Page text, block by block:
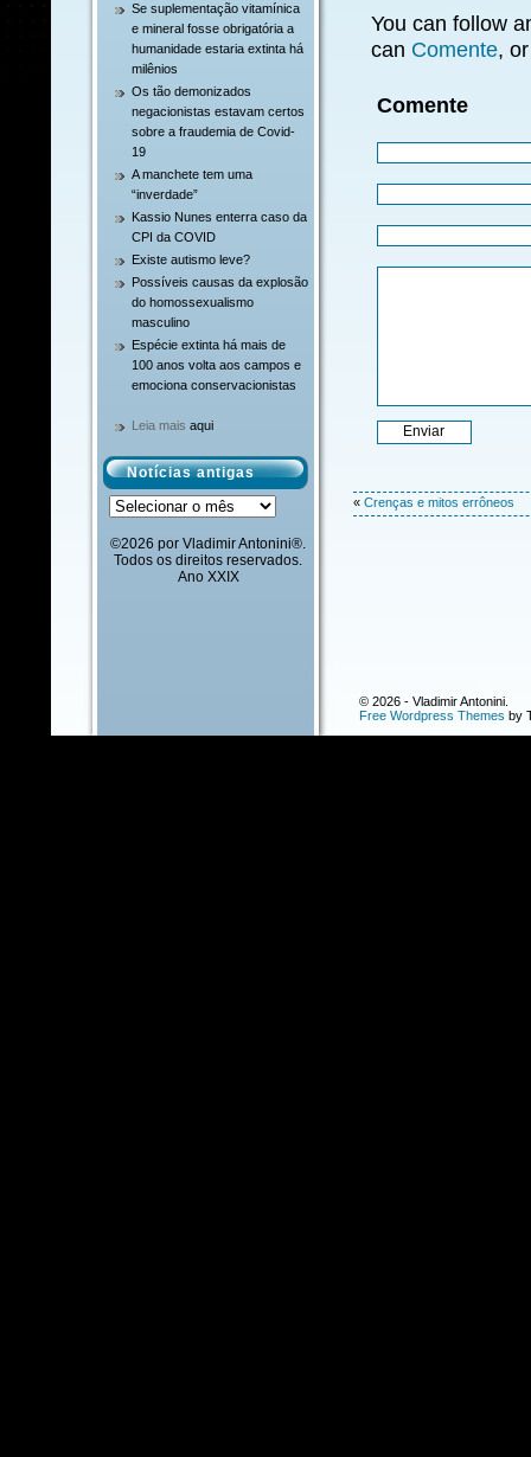
Se suplementação vitamínica
e mineral fosse obrigatória a
humanidade estaria extinta há
milênios
Os tão demonizados
negacionistas estavam certos
sobre a fraudemia de Covid-
19
A manchete tem uma
“inverdade”
Kassio Nunes enterra caso da
CPI da COVID
Existe autismo leve?
Possíveis causas da explosão
do homossexualismo
masculino
Espécie extinta há mais de
100 anos volta aos campos e
emociona conservacionistas
Leia mais aqui
Notícias antigas
Notícias
antigas
©2026 por Vladimir Antonini®.
Todos os direitos reservados.
Ano XXIX
You can follow
can Comente,
Comente
« Crenças e mitos errôneos
© 2026 - Vladimir Antonini.
Free Wordpress Themes by